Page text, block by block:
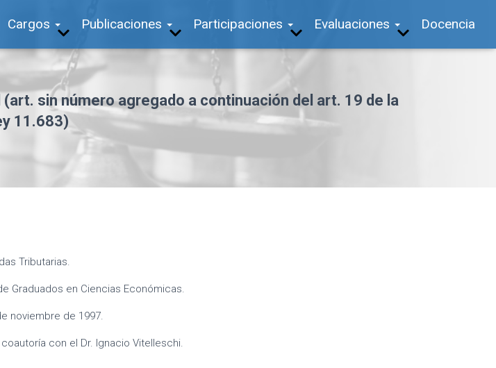
Cargos Publicaciones Participaciones Evaluaciones Docencia
sin número agregado a continuación del art. 19 de la
11.683)
Tributarias.
Graduados en Ciencias Económicas.
noviembre de 1997.
con el Dr. Ignacio Vitelleschi.